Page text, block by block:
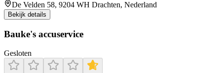
De Velden 58, 9204 WH Drachten, Nederland
Bekijk details
Bauke's accuservice
Gesloten